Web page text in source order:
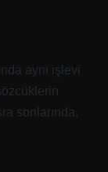
aynı işlevi
sonlarında,